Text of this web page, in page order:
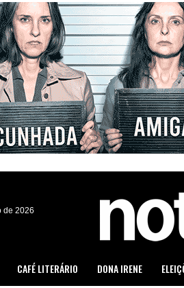
de 2026
CAFÉ LITERÁRIO DONA IRENE